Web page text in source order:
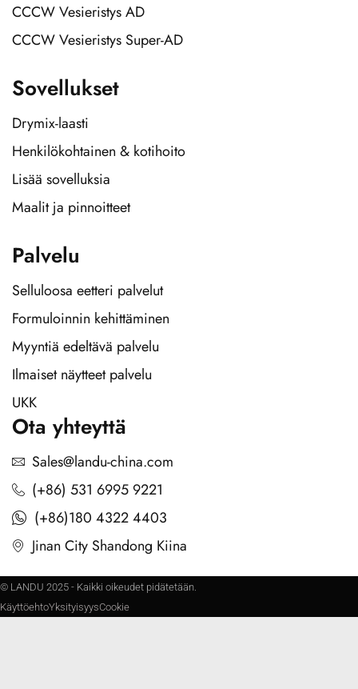
CCCW Vesieristys AD
CCCW Vesieristys Super-AD
Sovellukset
Drymix-laasti
Henkilökohtainen & kotihoito
Lisää sovelluksia
Maalit ja pinnoitteet
Palvelu
Selluloosa eetteri palvelut
Formuloinnin kehittäminen
Myyntiä edeltävä palvelu
Ilmaiset näytteet palvelu
UKK
Ota yhteyttä
Sales@landu-china.com
(+86) 531 6995 9221
(+86)180 4322 4403
Jinan City Shandong Kiina
© LANDU 2025 - Kaikki oikeudet pidätetään.
KäyttöehtoYksityisyysCookie